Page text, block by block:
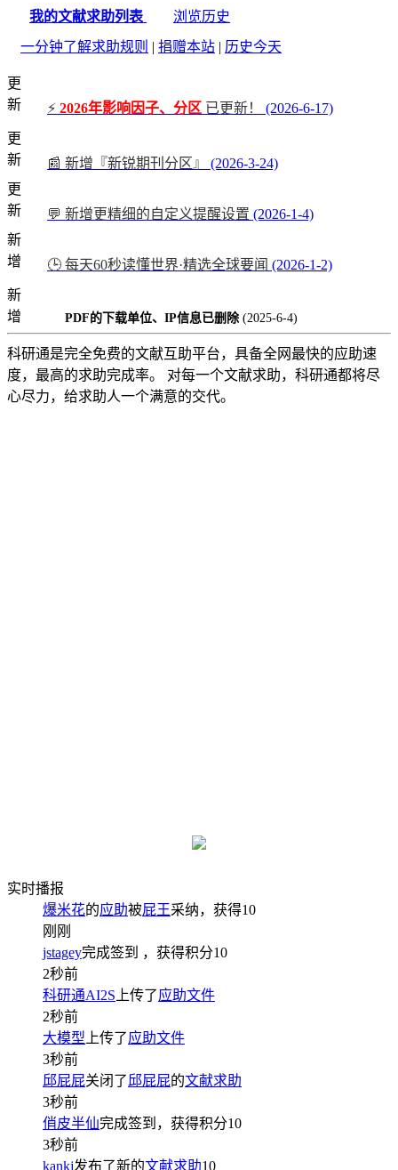
我的文献求助列表
浏览历史
一分钟了解求助规则 | 捐赠本站 | 历史今天
更
新
⚡ 2026年影响因子、分区 已更新！
(2026-6-17)
更
新
📰 新增『新锐期刊分区』
(2026-3-24)
更
新
💬 新增更精细的自定义提醒设置 (2026-1-4)
新
增
🕒 每天60秒读懂世界·精选全球要闻 (2026-1-2)
新
增
PDF的下载单位、IP信息已删除 (2025-6-4)
科研通是完全免费的文献互助平台，具备全网最快的应助速
度，最高的求助完成率。 对每一个文献求助，科研通都将尽
心尽力，给求助人一个满意的交代。
实时播报
爆米花的应助被屁王采纳，获得10
刚刚
jstagey完成签到 ，获得积分10
2秒前
科研通AI2S 上传了应助文件
2秒前
大模型 上传了应助文件
3秒前
邱屁屁关闭了 邱屁屁的文献求助
3秒前
俏皮半仙完成签到，获得积分10
3秒前
kankj发布了新的文献求助10